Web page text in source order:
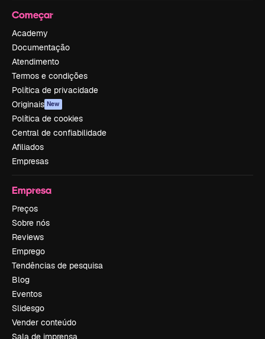
Começar
Academy
Documentação
Atendimento
Termos e condições
Política de privacidade
Originais New
Política de cookies
Central de confiabilidade
Afiliados
Empresas
Empresa
Preços
Sobre nós
Reviews
Emprego
Tendências de pesquisa
Blog
Eventos
Slidesgo
Vender conteúdo
Sala de imprensa